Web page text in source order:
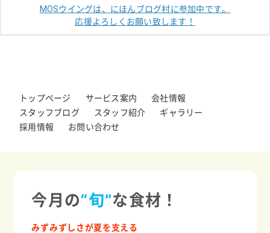
MOSウイングは、にほんブログ村に参加中です。
応援よろしくお願い致します！
トップページ サービス案内
会社情報
スタッフブログ
スタッフ紹介
ギャラリー
採用情報
お問い合わせ
今月の“旬”な食材！
みずみずしさが夏を支える